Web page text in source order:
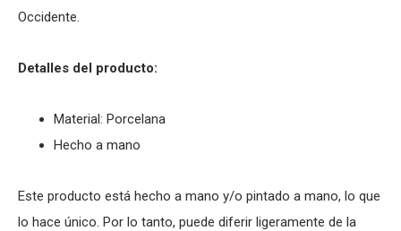
Occidente.
Detalles del producto:
Material: Porcelana
Hecho a mano
Este producto está hecho a mano y/o pintado a mano, lo que
lo hace único. Por lo tanto, puede diferir ligeramente de la